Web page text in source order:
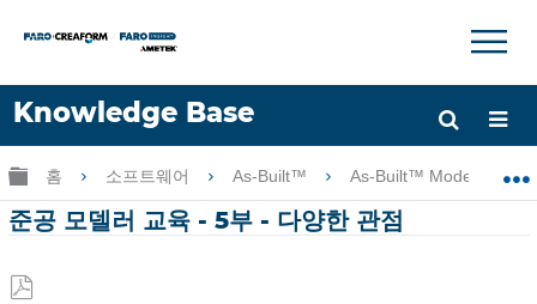
Knowledge Base
언어
도움 받기 로그인
×
글로벌 계층 확장/축소
홈 소프트웨어 As-Built™ As-Built™ Modeler
준공 모델러 교육 - 5부 - 다양한 관점